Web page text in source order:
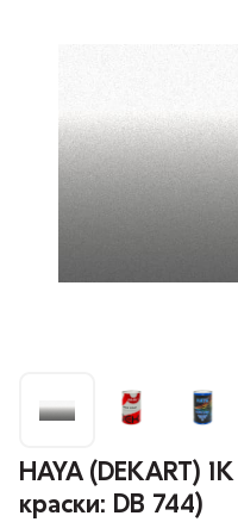
HAYA (DEKART)
краски: DB 744)